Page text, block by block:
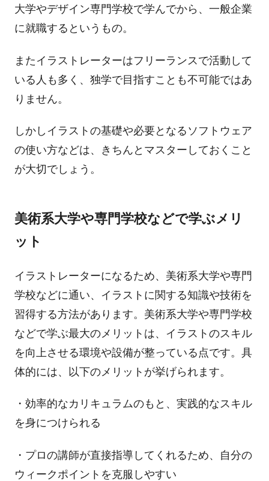
大学やデザイン専門学校で学んでから、一般企業
に就職するというもの。
またイラストレーターはフリーランスで活動して
いる人も多く、独学で目指すことも不可能ではあ
りません。
しかしイラストの基礎や必要となるソフトウェア
の使い方などは、きちんとマスターしておくこと
が大切でしょう。
美術系大学や専門学校などで学ぶメリ
ット
イラストレーターになるため、美術系大学や専門
学校などに通い、イラストに関する知識や技術を
習得する方法があります。美術系大学や専門学校
などで学ぶ最大のメリットは、イラストのスキル
を向上させる環境や設備が整っている点です。具
体的には、以下のメリットが挙げられます。
・効率的なカリキュラムのもと、実践的なスキル
を身につけられる
・プロの講師が直接指導してくれるため、自分の
ウィークポイントを克服しやすい